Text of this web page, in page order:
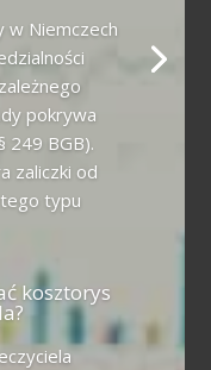
w Niemczech
pokrywa
249 BGB).
zaliczki od
typu
kosztorys